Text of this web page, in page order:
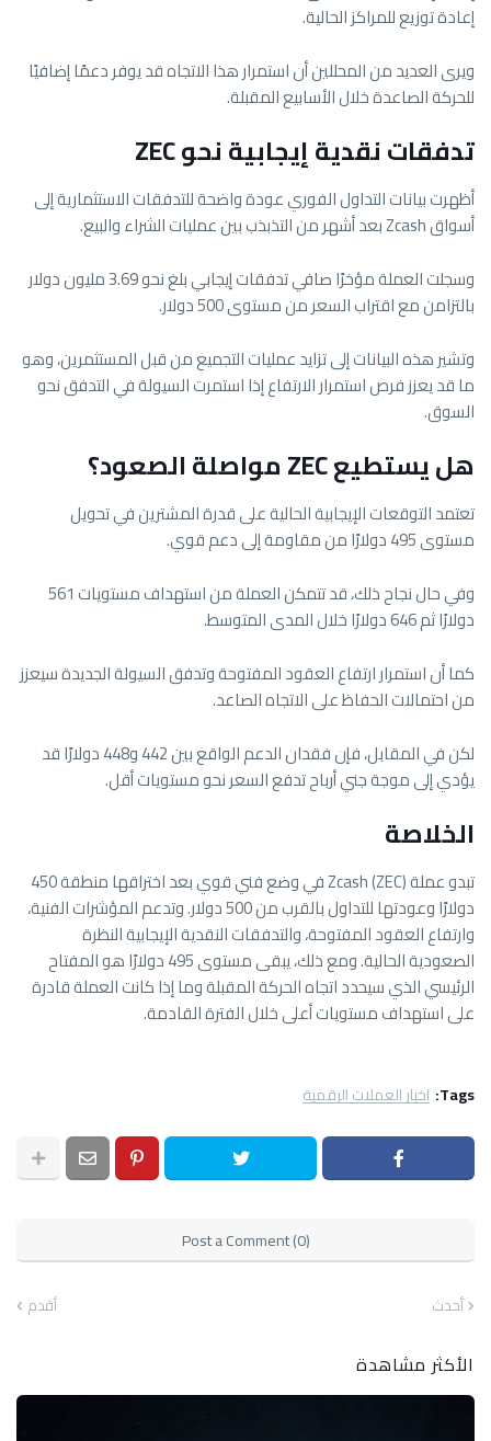
إعادة توزيع للمراكز الحالية.
ويرى العديد من المحللين أن استمرار هذا الاتجاه قد يوفر دعمًا إضافيًا
للحركة الصاعدة خلال الأسابيع المقبلة.
تدفقات نقدية إيجابية نحو ZEC
أظهرت بيانات التداول الفوري عودة واضحة للتدفقات الاستثمارية إلى
أسواق Zcash بعد أشهر من التذبذب بين عمليات الشراء والبيع.
وسجلت العملة مؤخرًا صافي تدفقات إيجابي بلغ نحو 3.69 مليون دولار
بالتزامن مع اقتراب السعر من مستوى 500 دولار.
وتشير هذه البيانات إلى تزايد عمليات التجميع من قبل المستثمرين، وهو
ما قد يعزز فرص استمرار الارتفاع إذا استمرت السيولة في التدفق نحو
السوق.
هل يستطيع ZEC مواصلة الصعود؟
تعتمد التوقعات الإيجابية الحالية على قدرة المشترين في تحويل
مستوى 495 دولارًا من مقاومة إلى دعم قوي.
وفي حال نجاح ذلك، قد تتمكن العملة من استهداف مستويات 561
دولارًا ثم 646 دولارًا خلال المدى المتوسط.
كما أن استمرار ارتفاع العقود المفتوحة وتدفق السيولة الجديدة سيعزز
من احتمالات الحفاظ على الاتجاه الصاعد.
لكن في المقابل، فإن فقدان الدعم الواقع بين 442 و448 دولارًا قد
يؤدي إلى موجة جني أرباح تدفع السعر نحو مستويات أقل.
الخلاصة
تبدو عملة Zcash (ZEC) في وضع فني قوي بعد اختراقها منطقة 450
دولارًا وعودتها للتداول بالقرب من 500 دولار. وتدعم المؤشرات الفنية،
وارتفاع العقود المفتوحة، والتدفقات النقدية الإيجابية النظرة
الصعودية الحالية. ومع ذلك، يبقى مستوى 495 دولارًا هو المفتاح
الرئيسي الذي سيحدد اتجاه الحركة المقبلة وما إذا كانت العملة قادرة
على استهداف مستويات أعلى خلال الفترة القادمة.
Tags: اخبار العملات الرقمية
Post a Comment (0)
أحدث أقدم
الأكثر مشاهدة